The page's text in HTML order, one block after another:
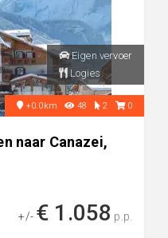
Eigen vervoer
Logies
+0.0km 48 2 0
naar Canazei,
+/- € 1.058 p.p.